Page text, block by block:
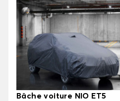
Bâche voiture NIO ET5